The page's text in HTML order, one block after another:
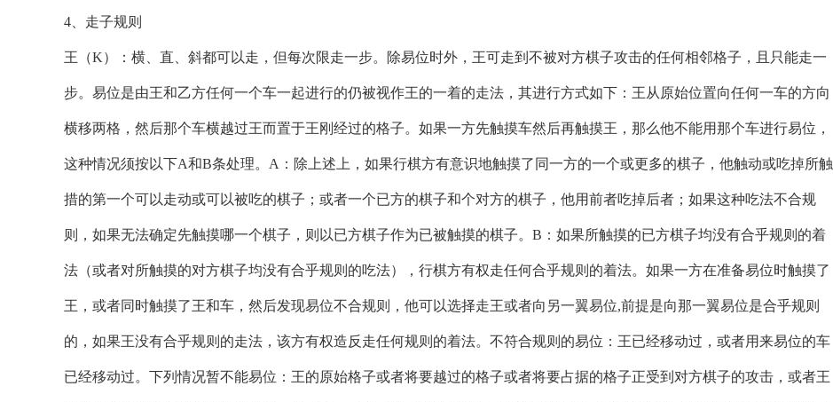
4、走子规则
王（K）：横、直、斜都可以走，但每次限走一步。除易位时外，王可走到不被对方棋子攻击的任何相邻格子，且只能走一
步。易位是由王和乙方任何一个车一起进行的仍被视作王的一着的走法，其进行方式如下：王从原始位置向任何一车的方向
横移两格，然后那个车横越过王而置于王刚经过的格子。如果一方先触摸车然后再触摸王，那么他不能用那个车进行易位，
这种情况须按以下A和B条处理。A：除上述上，如果行棋方有意识地触摸了同一方的一个或更多的棋子，他触动或吃掉所触
措的第一个可以走动或可以被吃的棋子；或者一个已方的棋子和个对方的棋子，他用前者吃掉后者；如果这种吃法不合规
则，如果无法确定先触摸哪一个棋子，则以已方棋子作为已被触摸的棋子。B：如果所触摸的已方棋子均没有合乎规则的着
法（或者对所触摸的对方棋子均没有合乎规则的吃法），行棋方有权走任何合乎规则的着法。如果一方在准备易位时触摸了
王，或者同时触摸了王和车，然后发现易位不合规则，他可以选择走王或者向另一翼易位,前提是向那一翼易位是合乎规则
的，如果王没有合乎规则的走法，该方有权造反走任何规则的着法。不符合规则的易位：王已经移动过，或者用来易位的车
已经移动过。下列情况暂不能易位：王的原始格子或者将要越过的格子或者将要占据的格子正受到对方棋子的攻击，或者王